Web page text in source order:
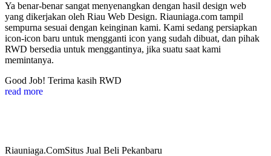
Ya benar-benar sangat menyenangkan dengan hasil design web
yang dikerjakan oleh Riau Web Design. Riauniaga.com tampil
sempurna sesuai dengan keinginan kami. Kami sedang persiapkan
icon-icon baru untuk mengganti icon yang sudah dibuat, dan pihak
RWD bersedia untuk menggantinya, jika suatu saat kami
memintanya.
Good Job! Terima kasih RWD
read more
Riauniaga.ComSitus Jual Beli Pekanbaru